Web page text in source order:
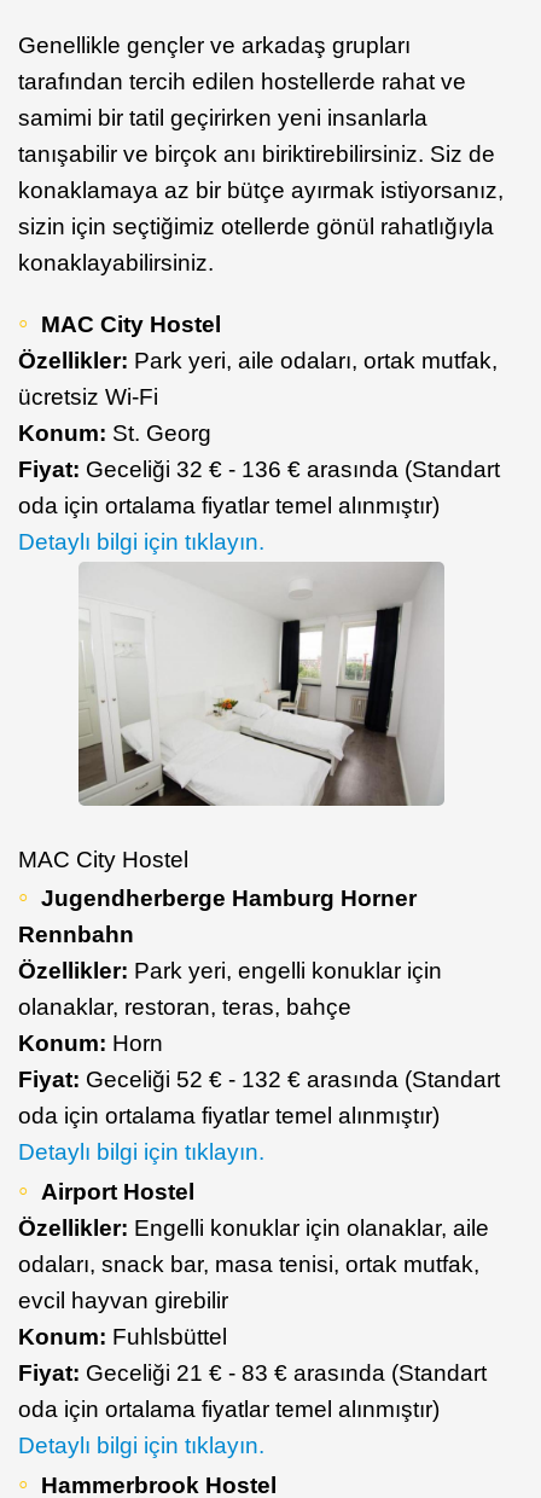
Genellikle gençler ve arkadaş grupları
tarafından tercih edilen hostellerde rahat ve
samimi bir tatil geçirirken yeni insanlarla
tanışabilir ve birçok anı biriktirebilirsiniz. Siz de
konaklamaya az bir bütçe ayırmak istiyorsanız,
sizin için seçtiğimiz otellerde gönül rahatlığıyla
konaklayabilirsiniz.
MAC City Hostel
Özellikler: Park yeri, aile odaları, ortak mutfak,
ücretsiz Wi-Fi
Konum: St. Georg
Fiyat: Geceliği 32 € - 136 € arasında (Standart
oda için ortalama fiyatlar temel alınmıştır)
Detaylı bilgi için tıklayın.
MAC City Hostel
Jugendherberge Hamburg Horner
Rennbahn
Özellikler: Park yeri, engelli konuklar için
olanaklar, restoran, teras, bahçe
Konum: Horn
Fiyat: Geceliği 52 € - 132 € arasında (Standart
oda için ortalama fiyatlar temel alınmıştır)
Detaylı bilgi için tıklayın.
Airport Hostel
Özellikler: Engelli konuklar için olanaklar, aile
odaları, snack bar, masa tenisi, ortak mutfak,
evcil hayvan girebilir
Konum: Fuhlsbüttel
Fiyat: Geceliği 21 € - 83 € arasında (Standart
oda için ortalama fiyatlar temel alınmıştır)
Detaylı bilgi için tıklayın.
Hammerbrook Hostel